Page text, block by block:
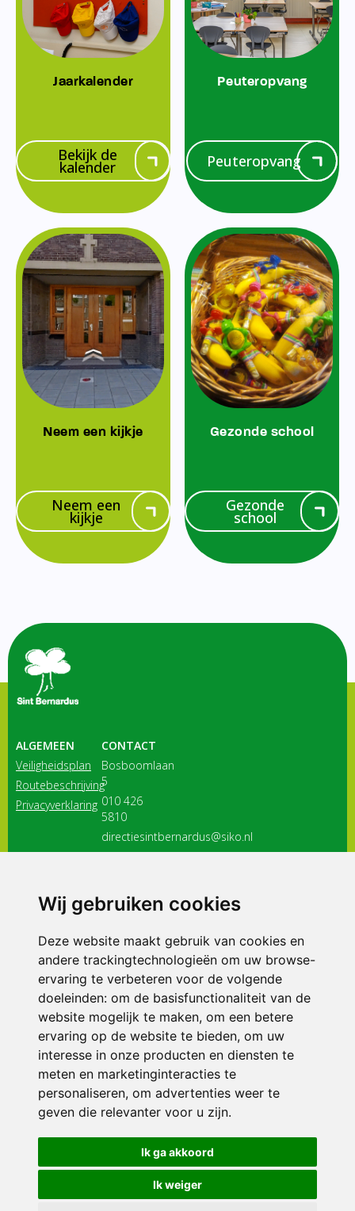
Wij gebruiken cookies
Deze website maakt gebruik van cookies en
andere trackingtechnologieën om uw browse-
ervaring te verbeteren voor de volgende
doeleinden: om de basisfunctionaliteit van de
website mogelijk te maken, om een betere
ervaring op de website te bieden, om uw
interesse in onze producten en diensten te
meten en marketinginteracties te
personaliseren, om advertenties weer te
geven die relevanter voor u zijn.
Ik ga akkoord
Ik weiger
Jaarkalender
Bekijk de
kalender
Peuteropvang
Peuteropvang
Neem een kijkje
Neem een
kijkje
Gezonde school
Gezonde
school
ALGEMEEN
Veiligheidsplan
Routebeschrijving
Privacyverklaring
CONTACT
Bosboomlaan
5
010 426
5810
directiesintbernardus@siko.nl
3116 JB
ONDERDEEL VAN
© 2026 Sint Bernardus | Alle rechten voorbehouden
Privacy policy|Disclaimer| Klachtenregeling|RSIN en Anbi
voorkeuren
Crealisatie The MindOffice